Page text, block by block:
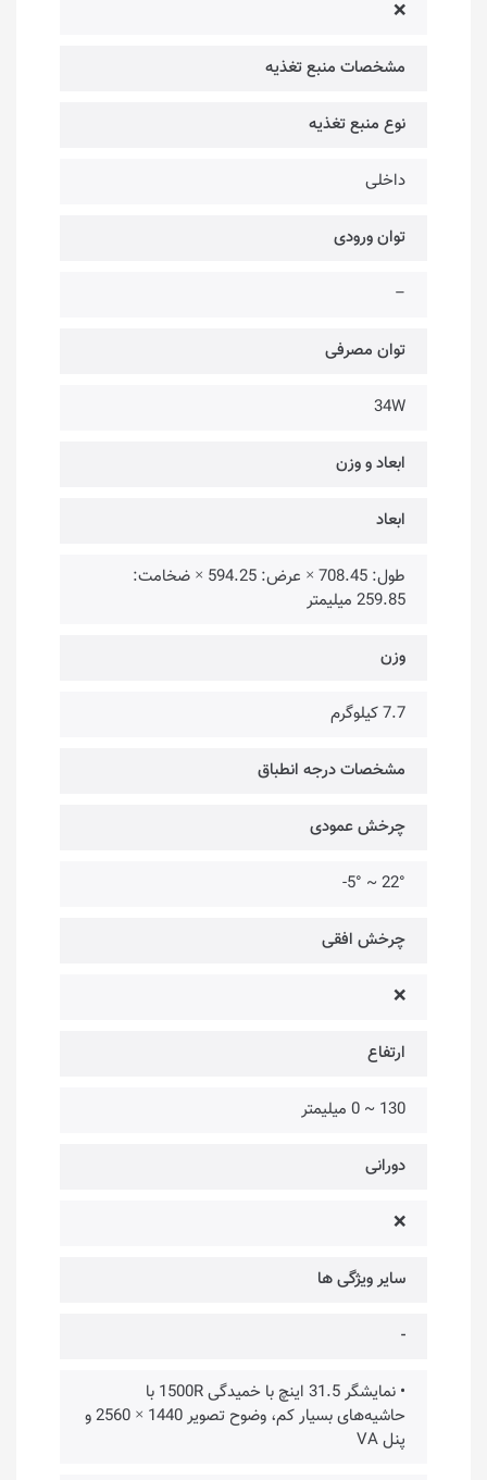
❌
مشخصات منبع تغذیه
نوع منبع تغذیه
داخلی
توان ورودی
–
توان مصرفی
34W
ابعاد و وزن
ابعاد
طول: 708.45 × عرض: 594.25 × ضخامت:
259.85 میلیمتر
وزن
7.7 کیلوگرم
مشخصات درجه انطباق
چرخش عمودی
22° ~ 5°-
چرخش افقی
❌
ارتفاع
130 ~ 0 میلیمتر
دورانی
❌
سایر ویژگی ها
-
• نمایشگر 31.5 اینچ با خمیدگی 1500R با
حاشیه‌های بسیار کم، وضوح تصویر 1440 × 2560 و
پنل VA